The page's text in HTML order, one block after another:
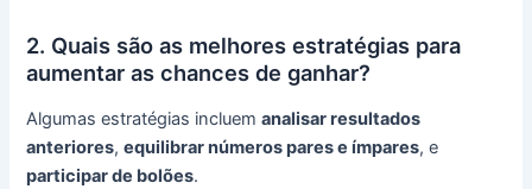
2. Quais são as melhores estratégias para
aumentar as chances de ganhar?
Algumas estratégias incluemanalisar resultados
anteriores,equilibrar números pares e ímpares, e
participar de bolões.